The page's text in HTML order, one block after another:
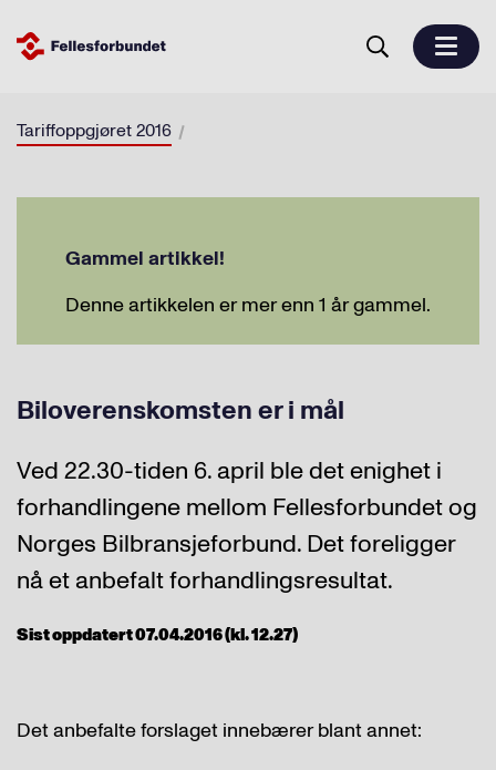
Tariffoppgjøret 2016
Gammel artikkel!
Denne artikkelen er mer enn 1 år gammel.
Biloverenskomsten er i mål
Ved 22.30-tiden 6. april ble det enighet i
forhandlingene mellom Fellesforbundet og
Norges Bilbransjeforbund. Det foreligger
nå et anbefalt forhandlingsresultat.
Sist oppdatert 07.04.2016 (kl. 12.27)
Det anbefalte forslaget innebærer blant annet: